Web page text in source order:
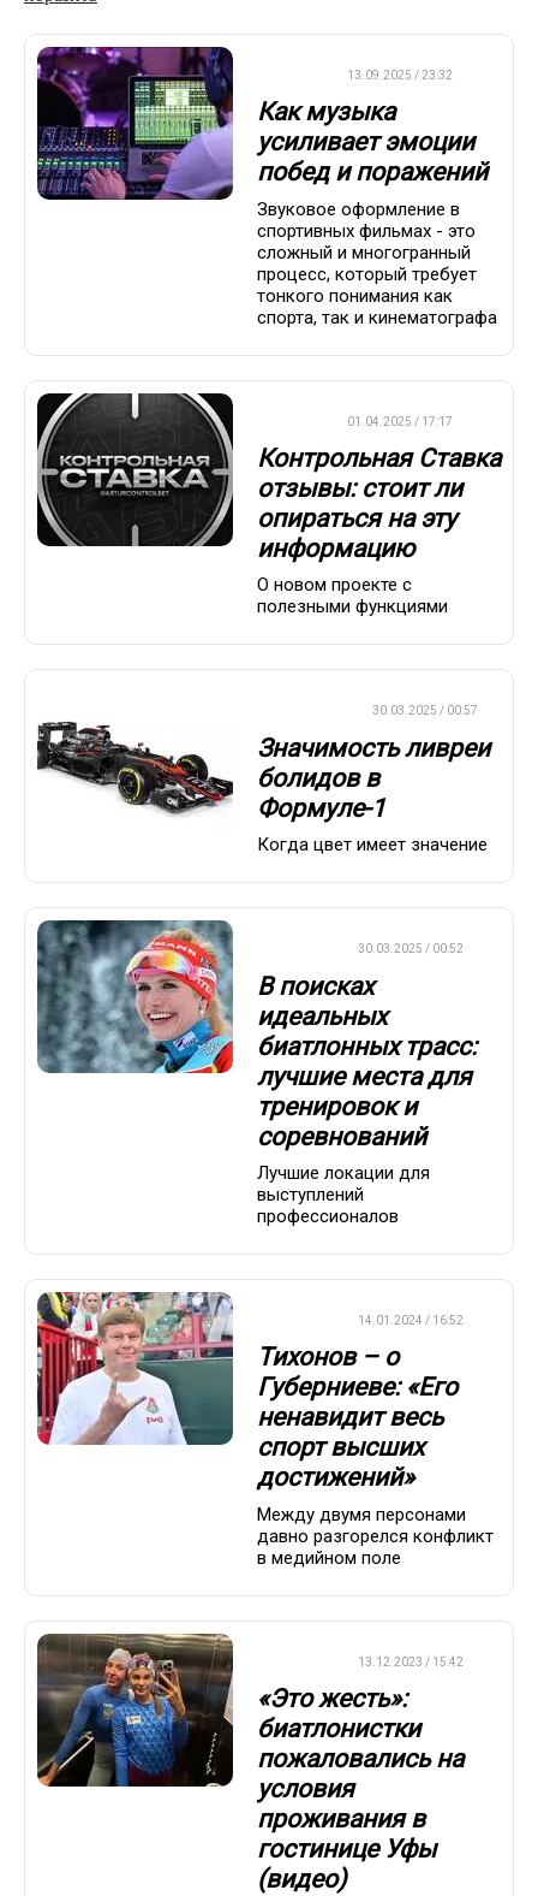
13.09.2025 / 23:32
Как музыка
усиливает эмоции
побед и поражений
Звуковое оформление в
спортивных фильмах - это
сложный и многогранный
процесс, который требует
тонкого понимания как
спорта, так и кинематографа
01.04.2025 / 17:17
Контрольная Ставка
отзывы: стоит ли
опираться на эту
информацию
О новом проекте с
полезными функциями
30.03.2025 / 00:57
Значимость ливреи
болидов в
Формуле-1
Когда цвет имеет значение
30.03.2025 / 00:52
В поисках
идеальных
биатлонных трасс:
лучшие места для
тренировок и
соревнований
Лучшие локации для
выступлений
профессионалов
14.01.2024 / 16:52
Тихонов – о
Губерниеве: «Его
ненавидит весь
спорт высших
достижений»
Между двумя персонами
давно разгорелся конфликт
в медийном поле
13.12.2023 / 15:42
«Это жесть»:
биатлонистки
пожаловались на
условия
проживания в
гостинице Уфы
(видео)